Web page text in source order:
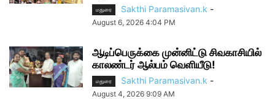
மதுரை Sakthi Paramasivan.k -
August 6, 2026 4:04 PM
ஆடிப்பெருக்கை முன்னிட்டு சிவகாசியில்
காலண்டர் ஆல்பம் வெளியீடு!
மதுரை Sakthi Paramasivan.k -
August 4, 2026 9:09 AM